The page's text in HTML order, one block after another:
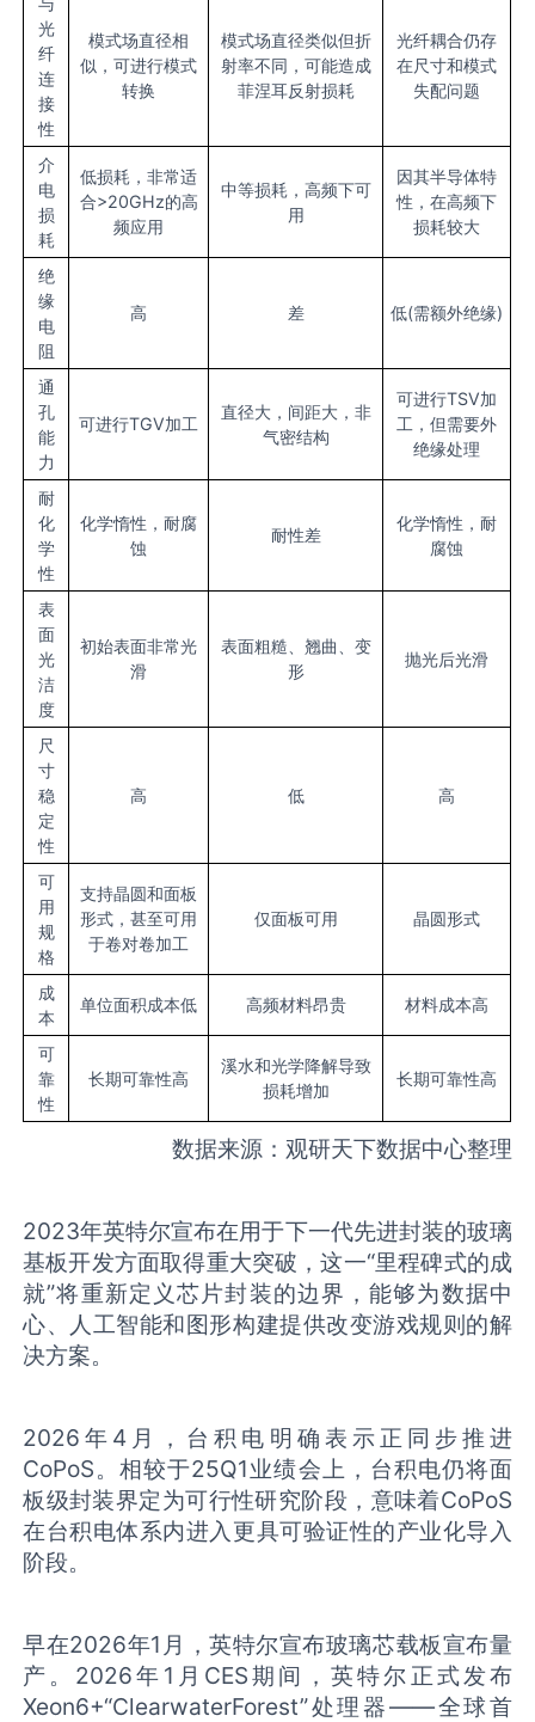
光
纤
连
接
性
模式场直径相
似，可进行模式
转换
模式场直径类似但折
射率不同，可能造成
菲涅耳反射损耗
光纤耦合仍存
在尺寸和模式
失配问题
介
电
损
耗
低损耗，非常适
合>20GHz的高
频应用
中等损耗，高频下可
用
因其半导体特
性，在高频下
损耗较大
绝
缘
电
阻
高 差 低(需额外绝缘)
通
孔
能
力
可进行TGV加工
直径大，间距大，非
气密结构
可进行TSV加
工，但需要外
绝缘处理
耐
化
学
性
化学惰性，耐腐
蚀
耐性差
化学惰性，耐
腐蚀
表
面
光
洁
度
初始表面非常光
滑
表面粗糙、翘曲、变
形
抛光后光滑
尺
寸
稳
定
性
高 低 高
可
用
规
格
支持晶圆和面板
形式，甚至可用
于卷对卷加工
仅面板可用 晶圆形式
成
本
单位面积成本低 高频材料昂贵 材料成本高
可
靠
性
长期可靠性高
溪水和光学降解导致
损耗增加
长期可靠性高
数据来源：观研天下数据中心整理
2023年英特尔宣布在用于下一代先进封装的玻璃
基板开发方面取得重大突破，这一“里程碑式的成
就”将重新定义芯片封装的边界，能够为数据中
心、人工智能和图形构建提供改变游戏规则的解
决方案。
2026年4月，台积电明确表示正同步推进
CoPoS。相较于25Q1业绩会上，台积电仍将面
板级封装界定为可行性研究阶段，意味着CoPoS
在台积电体系内进入更具可验证性的产业化导入
阶段。
早在2026年1月，英特尔宣布玻璃芯载板宣布量
产。2026年1月CES期间，英特尔正式发布
Xeon6+“ClearwaterForest”处理器——全球首